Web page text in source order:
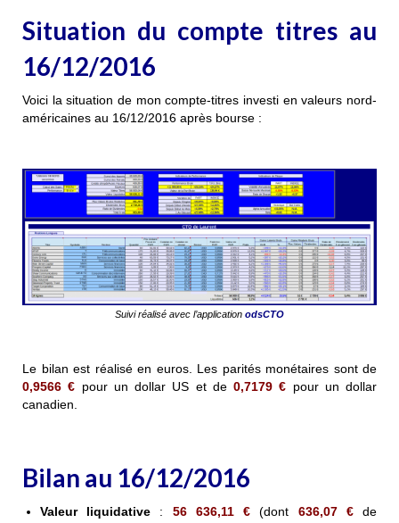
Situation du compte titres au
16/12/2016
Voici la situation de mon compte-titres investi en valeurs nord-
américaines au 16/12/2016 après bourse :
Suivi réalisé avec l’application odsCTO
Le bilan est réalisé en euros. Les parités monétaires sont de
0,9566€ pour un dollar US et de 0,7179€ pour un dollar
canadien.
Bilan au 16/12/2016
Valeur liquidative : 56 636,11 € (dont 636,07 €de